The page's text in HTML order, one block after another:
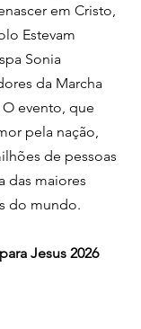
em Cristo,
Estevam
Sonia
da Marcha
O evento, que
pela nação,
de pessoas
das maiores
do mundo.
Jesus 2026